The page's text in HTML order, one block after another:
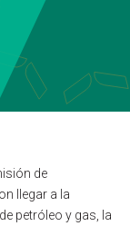
de
llegar a la
de petróleo y gas,
la